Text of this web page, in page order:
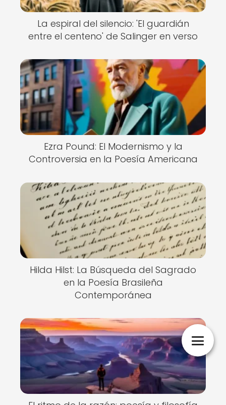
La espiral del silencio: 'El guardián
entre el centeno' de Salinger en verso
Ezra Pound: El Modernismo y la
Controversia en la Poesía Americana
Hilda Hilst: La Búsqueda del Sagrado
en la Poesía Brasileña
Contemporánea